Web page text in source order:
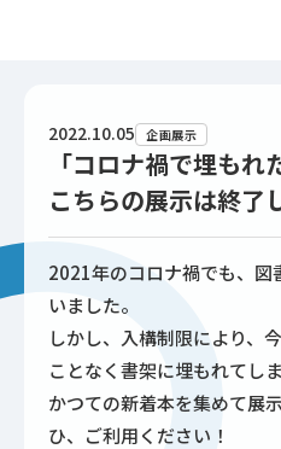
2022.10.05 企画展示
「コロナ禍で埋も
こちらの展示は終了
2021年のコロナ禍でも、図
いました。
しかし、入構制限により、
ことなく書架に埋もれてし
かつての新着本を集めて展
ひ、ご利用ください！